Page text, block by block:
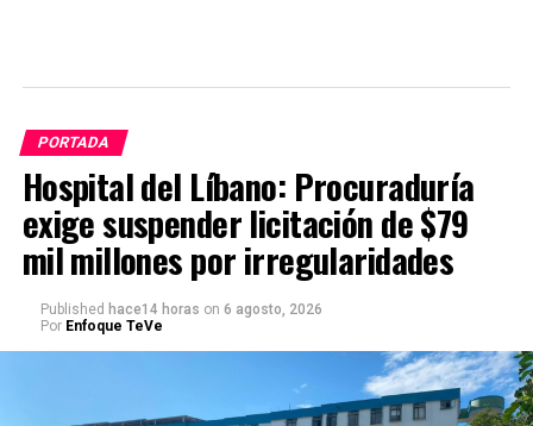
PORTADA
Hospital del Líbano: Procuraduría
exige suspender licitación de $79
mil millones por irregularidades
Published hace14 horas on 6 agosto, 2026
Por Enfoque TeVe